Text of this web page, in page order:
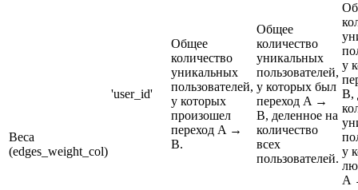
Веса
(edges_weight_col)
'user_id'
Общее
количество
уникальных
пользователей,
у которых
произошел
переход A →
B.
Общее
количество
уникальных
пользователей,
у которых был
переход A →
B, деленное на
количество
всех
пользователей.
у
B,
у
A